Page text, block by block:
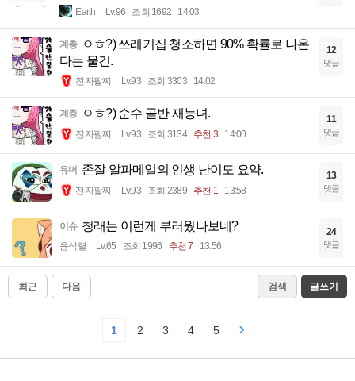
Earth Lv.96 조회 1692 14:03
계층
ㅇㅎ?) 쓰레기집 청소하면 90% 확률로 나온
다는 물건.
전자팔찌 Lv.93 조회 3303 14:02
12
댓글
계층 ㅇㅎ?) 순수 골반 재능녀.
전자팔찌 Lv.93 조회 3134 추천 3 14:00
11
댓글
유머 존잘 알파메일의 인생 난이도 요약.
전자팔찌 Lv.93 조회 2389 추천 1 13:58
13
댓글
이슈 청래는 이런게 부러웠나보네?
윤석렬 Lv.65 조회 1996 추천 7 13:56
24
댓글
최근 다음 검색 글쓰기
1 2 3 4 5